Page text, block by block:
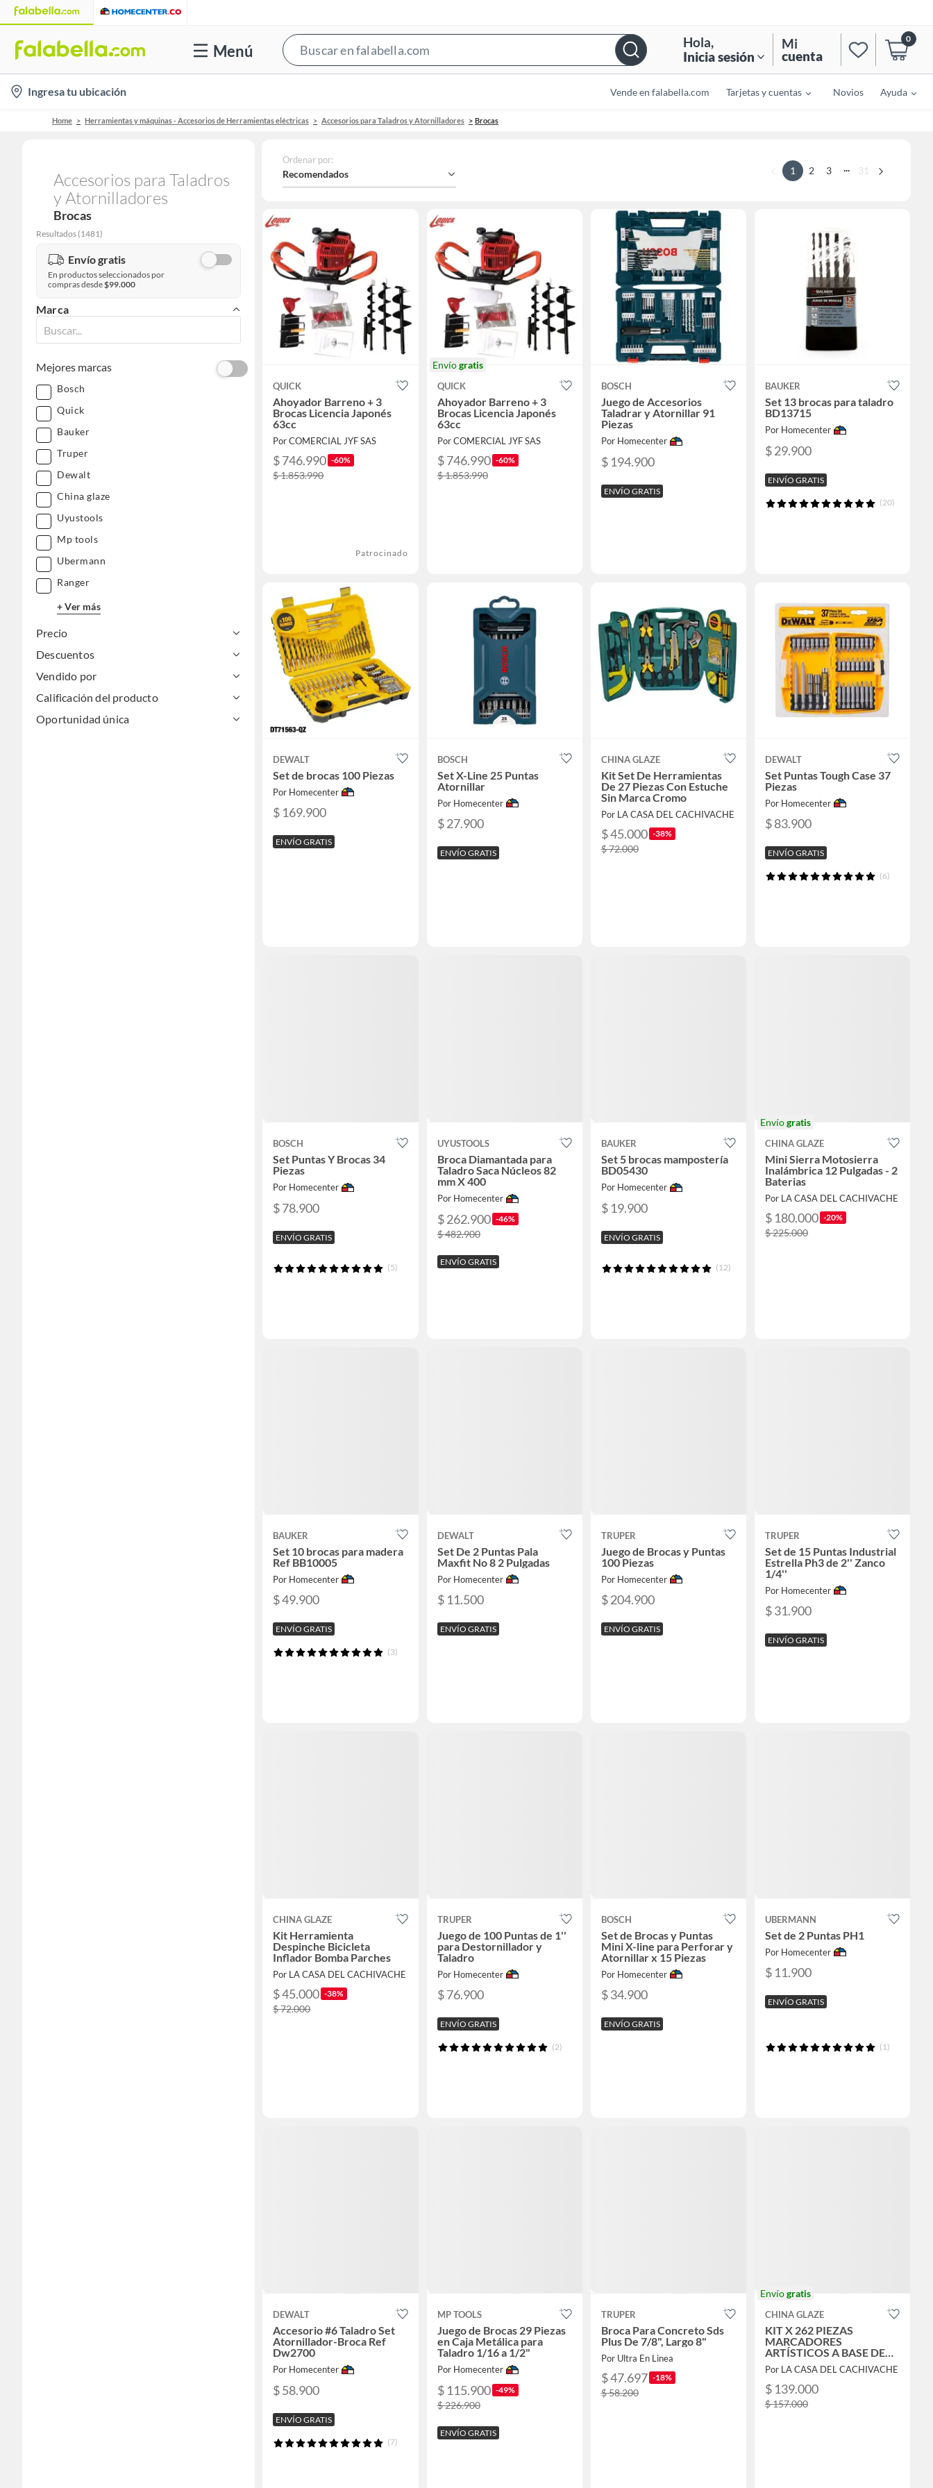
Menú
Bar
Hola,
Inicia sesión
Mi
cuenta
0
location-
icon
Ingresa tu ubicación Vende en falabella.com Tarjetas y cuentas Novios Ayuda
Home Herramientas y máquinas - Accesorios de Herramientas eléctricas Accesorios para Taladros y Atornilladores Brocas
Accesorios para Taladros
y Atornilladores
Brocas
Resultados (1481)
Envío gratis
En productos seleccionados por
compras desde$99.000
Marca
Mejores marcas
Bosch
Quick
Bauker
Truper
Dewalt
China glaze
Uyustools
Mp tools
Ubermann
Ranger
+ Ver más
Precio
Descuentos
Vendido por
Calificación del producto
Oportunidad única
Ordenar por:
Recomendados 1 2 3 ... 31
QUICK
Ahoyador Barreno + 3
Brocas Licencia Japonés
63cc
Por COMERCIAL JYF SAS
$ 746.990 -60%
$ 1.853.990
Patrocinado
Envíogratis
QUICK
Ahoyador Barreno + 3
Brocas Licencia Japonés
63cc
Por COMERCIAL JYF SAS
$ 746.990 -60%
$ 1.853.990
BOSCH
Juego de Accesorios
Taladrar y Atornillar 91
Piezas
Por Homecenter
$ 194.900
ENVÍO GRATIS
BAUKER
Set 13 brocas para taladro
BD13715
Por Homecenter
$ 29.900
ENVÍO GRATIS
(20)
DEWALT
Set de brocas 100 Piezas
Por Homecenter
$ 169.900
ENVÍO GRATIS
BOSCH
Set X-Line 25 Puntas
Atornillar
Por Homecenter
$ 27.900
ENVÍO GRATIS
CHINA GLAZE
Kit Set De Herramientas
De 27 Piezas Con Estuche
Sin Marca Cromo
Por LA CASA DEL CACHIVACHE
$ 45.000 -38%
$ 72.000
DEWALT
Set Puntas Tough Case 37
Piezas
Por Homecenter
$ 83.900
ENVÍO GRATIS
(6)
BOSCH
Set Puntas Y Brocas 34
Piezas
Por Homecenter
$ 78.900
ENVÍO GRATIS
(5)
UYUSTOOLS
Broca Diamantada para
Taladro Saca Núcleos 82
mm X 400
Por Homecenter
$ 262.900 -46%
$ 482.900
ENVÍO GRATIS
BAUKER
Set 5 brocas mampostería
BD05430
Por Homecenter
$ 19.900
ENVÍO GRATIS
(12)
Envíogratis
CHINA GLAZE
Mini Sierra Motosierra
Inalámbrica 12 Pulgadas - 2
Baterias
Por LA CASA DEL CACHIVACHE
$ 180.000 -20%
$ 225.000
BAUKER
Set 10 brocas para madera
Ref BB10005
Por Homecenter
$ 49.900
ENVÍO GRATIS
(3)
DEWALT
Set De 2 Puntas Pala
Maxfit No 8 2 Pulgadas
Por Homecenter
$ 11.500
ENVÍO GRATIS
TRUPER
Juego de Brocas y Puntas
100 Piezas
Por Homecenter
$ 204.900
ENVÍO GRATIS
TRUPER
Set de 15 Puntas Industrial
Estrella Ph3 de 2'' Zanco
1/4''
Por Homecenter
$ 31.900
ENVÍO GRATIS
CHINA GLAZE
Kit Herramienta
Despinche Bicicleta
Inflador Bomba Parches
Por LA CASA DEL CACHIVACHE
$ 45.000 -38%
$ 72.000
TRUPER
Juego de 100 Puntas de 1''
para Destornillador y
Taladro
Por Homecenter
$ 76.900
ENVÍO GRATIS
(2)
BOSCH
Set de Brocas y Puntas
Mini X-line para Perforar y
Atornillar x 15 Piezas
Por Homecenter
$ 34.900
ENVÍO GRATIS
UBERMANN
Set de 2 Puntas PH1
Por Homecenter
$ 11.900
ENVÍO GRATIS
(1)
DEWALT
Accesorio #6 Taladro Set
Atornillador-Broca Ref
Dw2700
Por Homecenter
$ 58.900
ENVÍO GRATIS
(7)
MP TOOLS
Juego de Brocas 29 Piezas
en Caja Metálica para
Taladro 1/16 a 1/2"
Por Homecenter
$ 115.900 -49%
$ 226.900
ENVÍO GRATIS
TRUPER
Broca Para Concreto Sds
Plus De 7/8", Largo 8"
Por Ultra En Linea
$ 47.697 -18%
$ 58.200
Envíogratis
CHINA GLAZE
KIT X 262 PIEZAS
MARCADORES
ARTÍSTICOS A BASE DE
ALCOHOL
Por LA CASA DEL CACHIVACHE
$ 139.000
$ 157.000